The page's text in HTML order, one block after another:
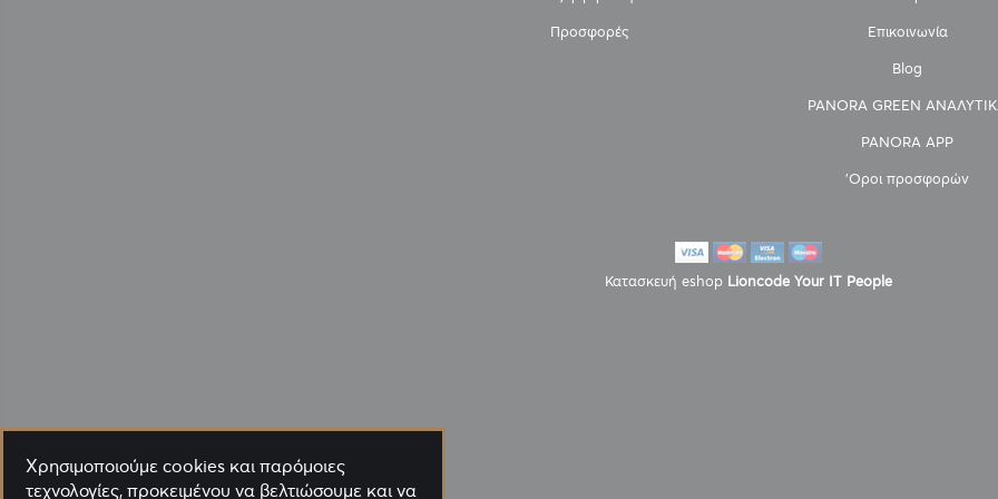
Προσφορές
Επικοινωνία
Blog
PANORA GREEN
PANORA APP
'Οροι προσφορών
Κατασκευή eshop Lioncode Your IT People
Χρησιμοποιούμε cookies και παρόμοιες
τεχνολογίες, προκειμένου να βελτιώσουμε και να